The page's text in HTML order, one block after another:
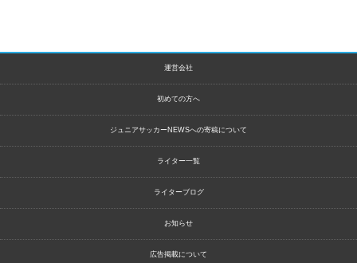
運営会社
初めての方へ
ジュニアサッカーNEWSへの寄稿について
ライター一覧
ライターブログ
お知らせ
広告掲載について